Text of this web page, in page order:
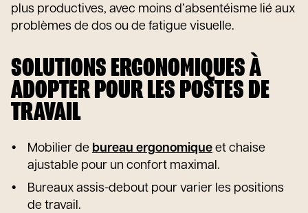
plus productives, avec moins d’absentéisme lié aux
problèmes de dos ou de fatigue visuelle.
SOLUTIONS ERGONOMIQUES À
ADOPTER POUR LES POSTES DE
TRAVAIL
Mobilier de bureau ergonomique et chaise
ajustable pour un confort maximal.
Bureaux assis-debout pour varier les positions
de travail.